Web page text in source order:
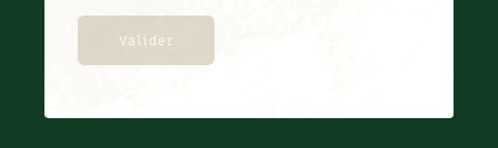
Pelouse
Permaculture